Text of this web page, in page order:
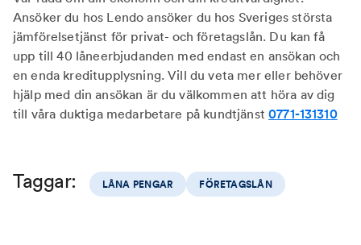
Ansöker du hos Lendo ansöker du hos Sveriges största
jämförelsetjänst för privat- och företagslån. Du kan få
upp till 40 låneerbjudanden med endast en ansökan och
en enda kreditupplysning. Vill du veta mer eller behöver
hjälp med din ansökan är du välkommen att höra av dig
till våra duktiga medarbetare på kundtjänst0771-131310
Taggar: LÅNA PENGAR FÖRETAGSLÅN